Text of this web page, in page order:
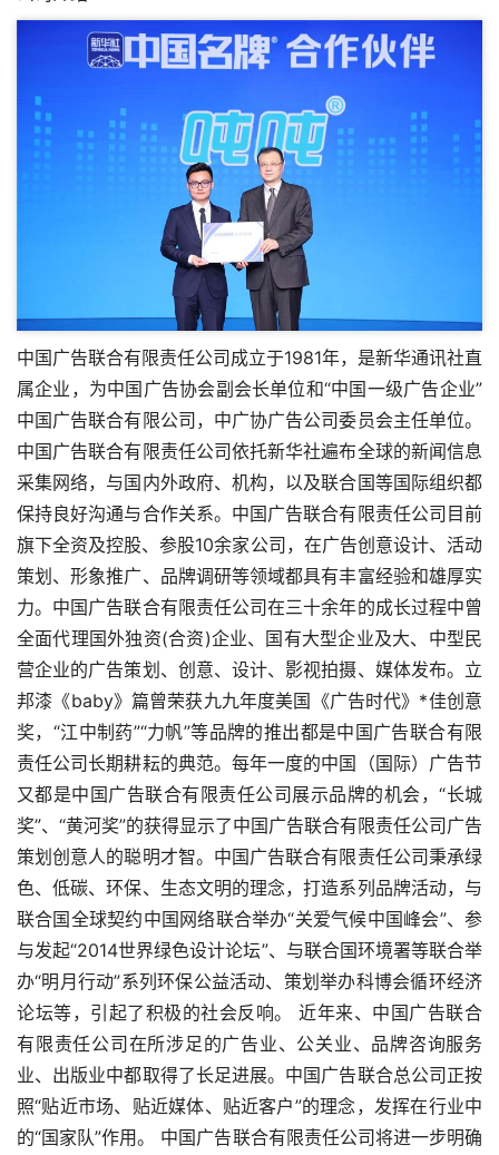
中国广告联合有限责任公司成立于1981年，是新华通讯社直
属企业，为中国广告协会副会长单位和“中国一级广告企业”
中国广告联合有限公司，中广协广告公司委员会主任单位。
中国广告联合有限责任公司依托新华社遍布全球的新闻信息
采集网络，与国内外政府、机构，以及联合国等国际组织都
保持良好沟通与合作关系。中国广告联合有限责任公司目前
旗下全资及控股、参股10余家公司，在广告创意设计、活动
策划、形象推广、品牌调研等领域都具有丰富经验和雄厚实
力。中国广告联合有限责任公司在三十余年的成长过程中曾
全面代理国外独资(合资)企业、国有大型企业及大、中型民
营企业的广告策划、创意、设计、影视拍摄、媒体发布。立
邦漆《baby》篇曾荣获九九年度美国《广告时代》*佳创意
奖，“江中制药”“力帆”等品牌的推出都是中国广告联合有限
责任公司长期耕耘的典范。每年一度的中国（国际）广告节
又都是中国广告联合有限责任公司展示品牌的机会，“长城
奖”、“黄河奖”的获得显示了中国广告联合有限责任公司广告
策划创意人的聪明才智。中国广告联合有限责任公司秉承绿
色、低碳、环保、生态文明的理念，打造系列品牌活动，与
联合国全球契约中国网络联合举办“关爱气候中国峰会”、参
与发起“2014世界绿色设计论坛”、与联合国环境署等联合举
办“明月行动”系列环保公益活动、策划举办科博会循环经济
论坛等，引起了积极的社会反响。 近年来、中国广告联合
有限责任公司在所涉足的广告业、公关业、品牌咨询服务
业、出版业中都取得了长足进展。中国广告联合总公司正按
照“贴近市场、贴近媒体、贴近客户”的理念，发挥在行业中
的“国家队”作用。 中国广告联合有限责任公司将进一步明确